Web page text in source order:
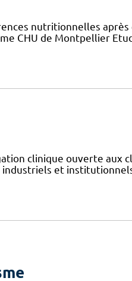
nutritionnelles
CHU de Montpellier
clinique ouverte aux
et